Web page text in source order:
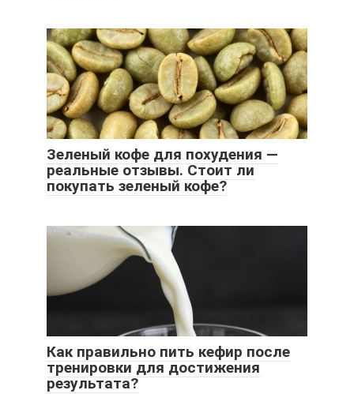
Зеленый кофе для похудения —
реальные отзывы. Стоит ли
покупать зеленый кофе?
Как правильно пить кефир после
тренировки для достижения
результата?